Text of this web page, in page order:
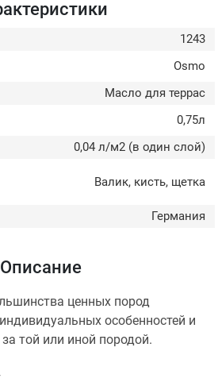
1243
Osmo
Масло для террас
0,75л
0,04 л/м2 (в один слой)
Валик, кисть, щетка
Германия
Описание
ценных пород
особенностей и
той или иной породой.